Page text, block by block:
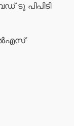
ടു പിപിടി